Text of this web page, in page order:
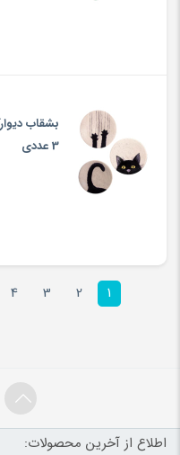
3 عددی
1
2
3
4
اطلاع از آخرین محصولات: